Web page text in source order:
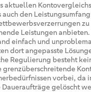
aktuellen
auch den
Leistungen anbieten.
einfach und
dort angepasste
Regulierung besteht
vorbei, da
Daueraufträge gelöscht